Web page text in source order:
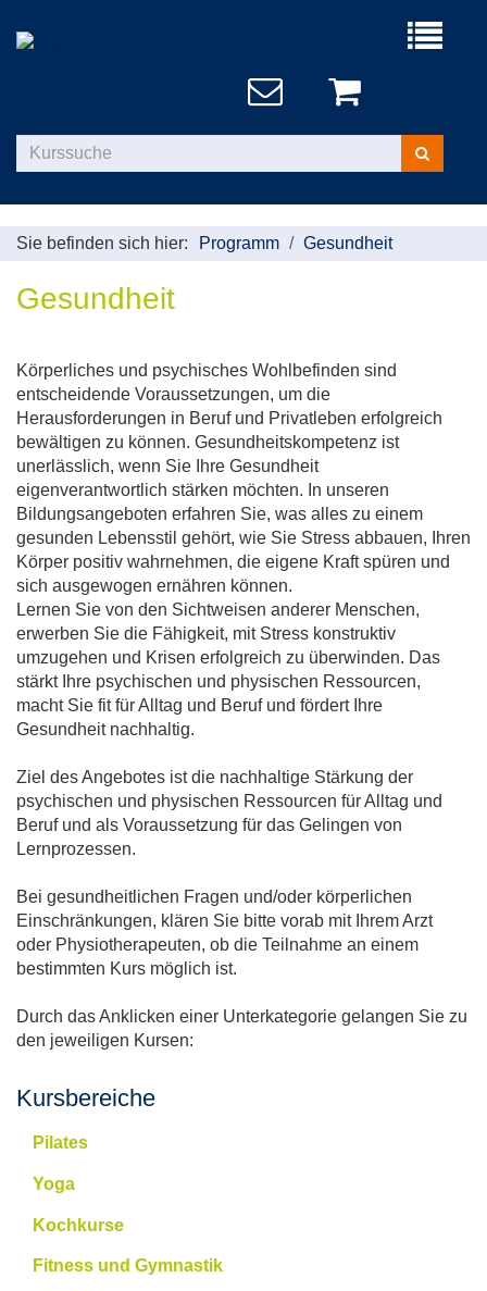
Menü
Kurse
suchen
Sie befinden sich hier: Programm Gesundheit
Gesundheit
Körperliches und psychisches Wohlbefinden sind
entscheidende Voraussetzungen, um die
Herausforderungen in Beruf und Privatleben erfolgreich
bewältigen zu können. Gesundheitskompetenz ist
unerlässlich, wenn Sie Ihre Gesundheit
eigenverantwortlich stärken möchten. In unseren
Bildungsangeboten erfahren Sie, was alles zu einem
gesunden Lebensstil gehört, wie Sie Stress abbauen, Ihren
Körper positiv wahrnehmen, die eigene Kraft spüren und
sich ausgewogen ernähren können.
Lernen Sie von den Sichtweisen anderer Menschen,
erwerben Sie die Fähigkeit, mit Stress konstruktiv
umzugehen und Krisen erfolgreich zu überwinden. Das
stärkt Ihre psychischen und physischen Ressourcen,
macht Sie fit für Alltag und Beruf und fördert Ihre
Gesundheit nachhaltig.
Ziel des Angebotes ist die nachhaltige Stärkung der
psychischen und physischen Ressourcen für Alltag und
Beruf und als Voraussetzung für das Gelingen von
Lernprozessen.
Bei gesundheitlichen Fragen und/oder körperlichen
Einschränkungen, klären Sie bitte vorab mit Ihrem Arzt
oder Physiotherapeuten, ob die Teilnahme an einem
bestimmten Kurs möglich ist.
Durch das Anklicken einer Unterkategorie gelangen Sie zu
den jeweiligen Kursen:
Kursbereiche
Pilates
Yoga
Kochkurse
Fitness und Gymnastik